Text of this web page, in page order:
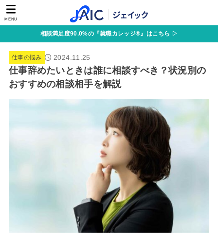
MENU
相談満足度90.0%の『就職カレッジ®』はこちら ▷
仕事の悩み 2024.11.25
仕事辞めたいときは誰に相談すべき？状況別の
おすすめの相談相手を解説